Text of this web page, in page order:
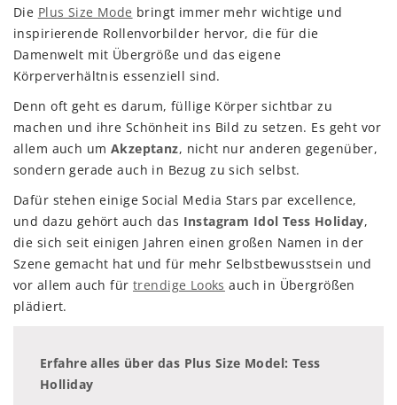
Die Plus Size Mode bringt immer mehr wichtige und
inspirierende Rollenvorbilder hervor, die für die
Damenwelt mit Übergröße und das eigene
Körperverhältnis essenziell sind.
Denn oft geht es darum, füllige Körper sichtbar zu
machen und ihre Schönheit ins Bild zu setzen. Es geht vor
allem auch um Akzeptanz, nicht nur anderen gegenüber,
sondern gerade auch in Bezug zu sich selbst.
Dafür stehen einige Social Media Stars par excellence,
und dazu gehört auch das Instagram Idol Tess Holiday,
die sich seit einigen Jahren einen großen Namen in der
Szene gemacht hat und für mehr Selbstbewusstsein und
vor allem auch für trendige Looks auch in Übergrößen
plädiert.
Erfahre alles über das Plus Size Model: Tess
Holliday